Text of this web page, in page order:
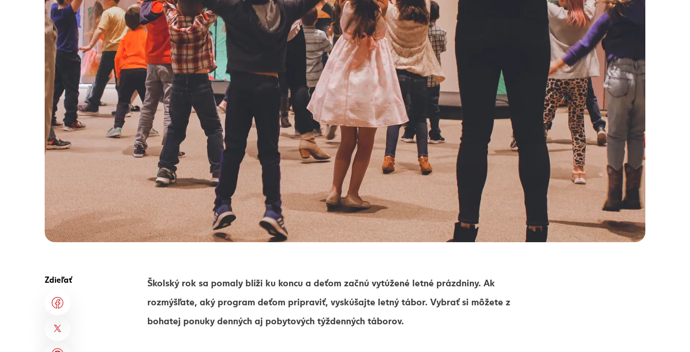
Zdieľať
Školský rok sa pomaly blíži ku koncu a deťom začnú vytúžené letné prázdniny. Ak
rozmýšľate, aký program deťom pripraviť, vyskúšajte letný tábor. Vybrať si môžete z
bohatej ponuky denných aj pobytových týždenných táborov.